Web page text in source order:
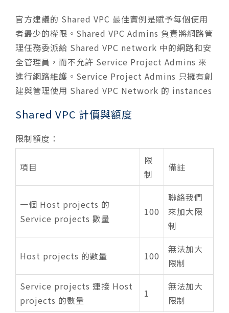
官方建議的 Shared VPC 最佳實例是賦予每個使用
者最少的權限。Shared VPC Admins 負責將網路管
理任務委派給 Shared VPC network 中的網路和安
全管理員，而不允許 Service Project Admins 來
進行網路維護。Service Project Admins 只擁有創
建與管理使用 Shared VPC Network 的 instances
Shared VPC 計價與額度
限制額度：
項目
限
制
備註
一個 Host projects 的
Service projects 數量
100
聯絡我們
來加大限
制
Host projects 的數量 100
無法加大
限制
Service projects 連接 Host
projects 的數量
1
無法加大
限制